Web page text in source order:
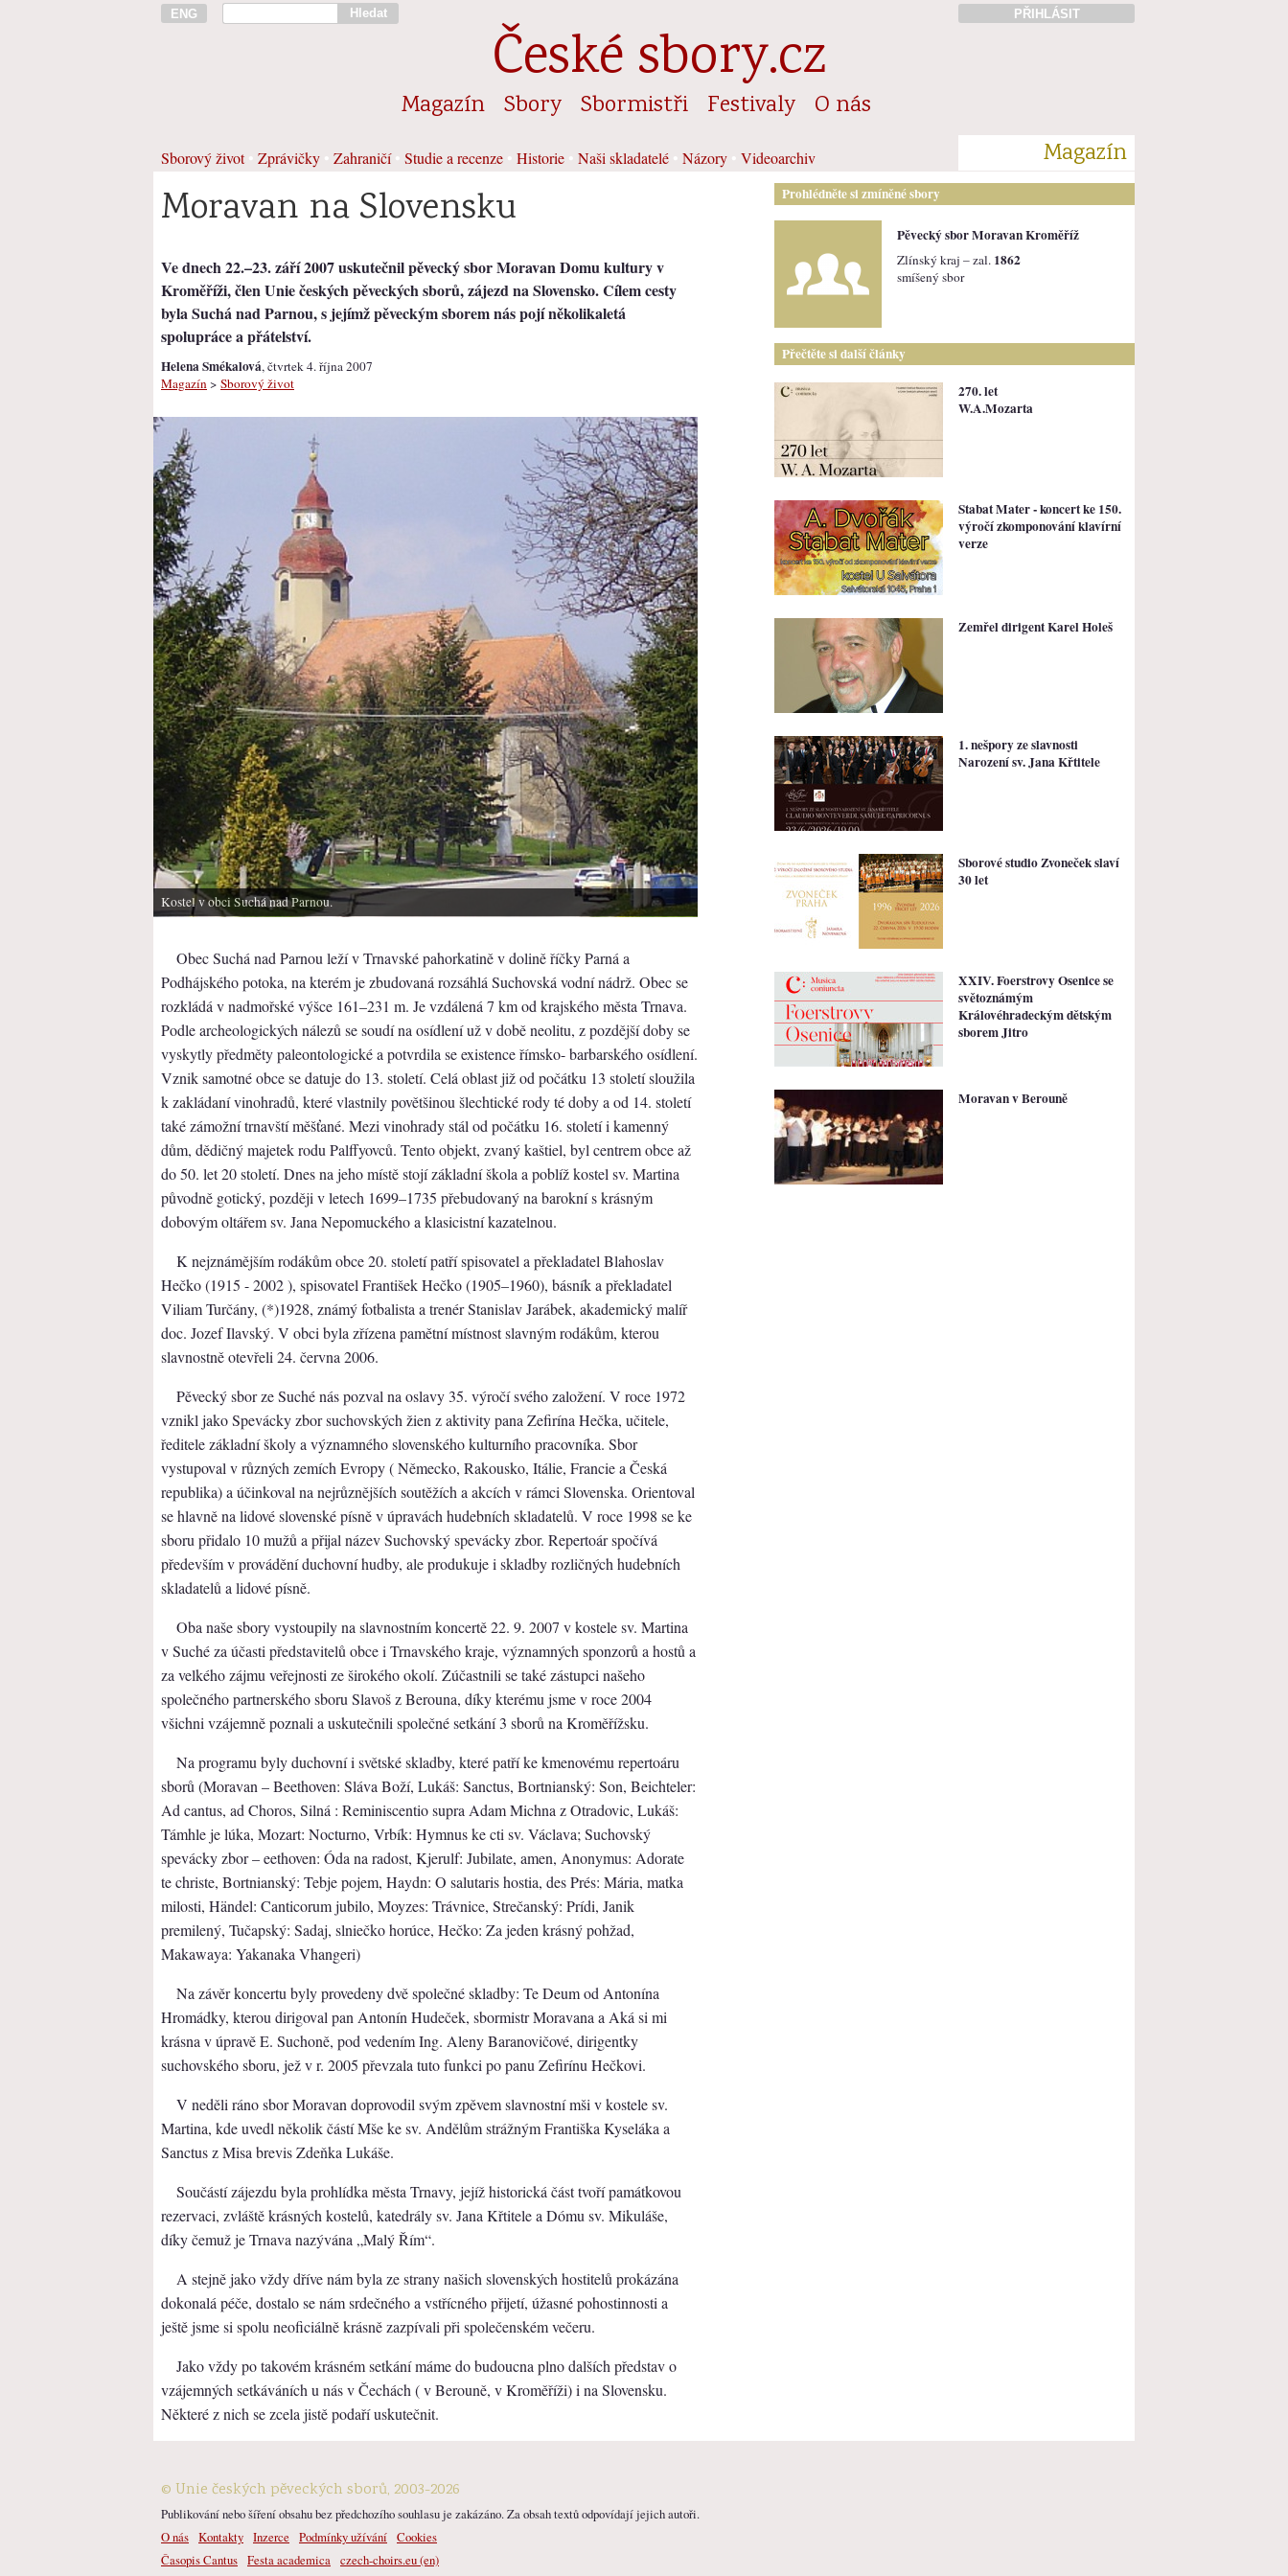
ENG Hledat PŘIHLÁSIT
České sbory.cz
Magazín Sbory Sbormistři Festivaly O nás
Sborový život• Zprávičky Zahraničí• Studie a recenze Historie Naši skladatelé Názory Videoarchiv Magazín
Moravan na Slovensku
Ve dnech 22.–23. září 2007 uskutečnil pěvecký sbor Moravan Domu kultury v
Kroměříži, člen Unie českých pěveckých sborů, zájezd na Slovensko. Cílem cesty
byla Suchá nad Parnou, s jejímž pěveckým sborem nás pojí několikaletá
spolupráce a přátelství.
Helena Smékalová, čtvrtek 4. října 2007
Magazín > Sborový život
Kostel v obci Suchá nad Parnou.
Obec Suchá nad Parnou leží v Trnavské pahorkatině v dolině říčky Parná a
Podhájského potoka, na kterém je zbudovaná rozsáhlá Suchovská vodní nádrž. Obec se
rozkládá v nadmořské výšce 161–231 m. Je vzdálená 7 km od krajského města Trnava.
Podle archeologických nálezů se soudí na osídlení už v době neolitu, z pozdější doby se
vyskytly předměty paleontologické a potvrdila se existence římsko- barbarského osídlení.
Vznik samotné obce se datuje do 13. století. Celá oblast již od počátku 13 století sloužila
k zakládaní vinohradů, které vlastnily povětšinou šlechtické rody té doby a od 14. století
také zámožní trnavští měšťané. Mezi vinohrady stál od počátku 16. století i kamenný
dům, dědičný majetek rodu Palffyovců. Tento objekt, zvaný kaštiel, byl centrem obce až
do 50. let 20 století. Dnes na jeho místě stojí základní škola a poblíž kostel sv. Martina
původně gotický, později v letech 1699–1735 přebudovaný na barokní s krásným
dobovým oltářem sv. Jana Nepomuckého a klasicistní kazatelnou.
K nejznámějším rodákům obce 20. století patří spisovatel a překladatel Blahoslav
Hečko (1915 - 2002 ), spisovatel František Hečko (1905–1960), básník a překladatel
Viliam Turčány, (*)1928, známý fotbalista a trenér Stanislav Jarábek, akademický malíř
doc. Jozef Ilavský. V obci byla zřízena pamětní místnost slavným rodákům, kterou
slavnostně otevřeli 24. června 2006.
Pěvecký sbor ze Suché nás pozval na oslavy 35. výročí svého založení. V roce 1972
vznikl jako Spevácky zbor suchovských žien z aktivity pana Zefirína Hečka, učitele,
ředitele základní školy a významného slovenského kulturního pracovníka. Sbor
vystupoval v různých zemích Evropy ( Německo, Rakousko, Itálie, Francie a Česká
republika) a účinkoval na nejrůznějších soutěžích a akcích v rámci Slovenska. Orientoval
se hlavně na lidové slovenské písně v úpravách hudebních skladatelů. V roce 1998 se ke
sboru přidalo 10 mužů a přijal název Suchovský spevácky zbor. Repertoár spočívá
především v provádění duchovní hudby, ale produkuje i skladby rozličných hudebních
skladatelů a lidové písně.
Oba naše sbory vystoupily na slavnostním koncertě 22. 9. 2007 v kostele sv. Martina
v Suché za účasti představitelů obce i Trnavského kraje, významných sponzorů a hostů a
za velkého zájmu veřejnosti ze širokého okolí. Zúčastnili se také zástupci našeho
společného partnerského sboru Slavoš z Berouna, díky kterému jsme v roce 2004
všichni vzájemně poznali a uskutečnili společné setkání 3 sborů na Kroměřížsku.
Na programu byly duchovní i světské skladby, které patří ke kmenovému repertoáru
sborů (Moravan – Beethoven: Sláva Boží, Lukáš: Sanctus, Bortnianský: Son, Beichteler:
Ad cantus, ad Choros, Silná : Reminiscentio supra Adam Michna z Otradovic, Lukáš:
Támhle je lúka, Mozart: Nocturno, Vrbík: Hymnus ke cti sv. Václava; Suchovský
spevácky zbor – eethoven: Óda na radost, Kjerulf: Jubilate, amen, Anonymus: Adorate
te christe, Bortnianský: Tebje pojem, Haydn: O salutaris hostia, des Prés: Mária, matka
milosti, Händel: Canticorum jubilo, Moyzes: Trávnice, Strečanský: Prídi, Janik
premilený, Tučapský: Sadaj, slniečko horúce, Hečko: Za jeden krásný pohžad,
Makawaya: Yakanaka Vhangeri)
Na závěr koncertu byly provedeny dvě společné skladby: Te Deum od Antonína
Hromádky, kterou dirigoval pan Antonín Hudeček, sbormistr Moravana a Aká si mi
krásna v úpravě E. Suchoně, pod vedením Ing. Aleny Baranovičové, dirigentky
suchovského sboru, jež v r. 2005 převzala tuto funkci po panu Zefirínu Hečkovi.
V neděli ráno sbor Moravan doprovodil svým zpěvem slavnostní mši v kostele sv.
Martina, kde uvedl několik částí Mše ke sv. Andělům strážným Františka Kyseláka a
Sanctus z Misa brevis Zdeňka Lukáše.
Součástí zájezdu byla prohlídka města Trnavy, jejíž historická část tvoří památkovou
rezervaci, zvláště krásných kostelů, katedrály sv. Jana Křtitele a Dómu sv. Mikuláše,
díky čemuž je Trnava nazývána „Malý Řím“.
A stejně jako vždy dříve nám byla ze strany našich slovenských hostitelů prokázána
dokonalá péče, dostalo se nám srdečného a vstřícného přijetí, úžasné pohostinnosti a
ještě jsme si spolu neoficiálně krásně zazpívali při společenském večeru.
Jako vždy po takovém krásném setkání máme do budoucna plno dalších představ o
vzájemných setkáváních u nás v Čechách ( v Berouně, v Kroměříži) i na Slovensku.
Některé z nich se zcela jistě podaří uskutečnit.
Prohlédněte si zmíněné sbory
Pěvecký sbor Moravan Kroměříž
Zlínský kraj – zal. 1862
smíšený sbor
Přečtěte si další články
270. let
W.A.Mozarta
Stabat Mater - koncert ke 150.
výročí zkomponování klavírní
verze
Zemřel dirigent Karel Holeš
1. nešpory ze slavnosti
Narození sv. Jana Křtitele
Sborové studio Zvoneček slaví
30 let
XXIV. Foerstrovy Osenice se
světoznámým
Královéhradeckým dětským
sborem Jitro
Moravan v Berouně
© Unie českých pěveckých sborů, 2003-2026
Publikování nebo šíření obsahu bez předchozího souhlasu je zakázáno. Za obsah textů odpovídají jejich autoři.
O nás Kontakty Inzerce Podmínky užívání Cookies
Časopis Cantus Festa academica czech-choirs.eu (en)